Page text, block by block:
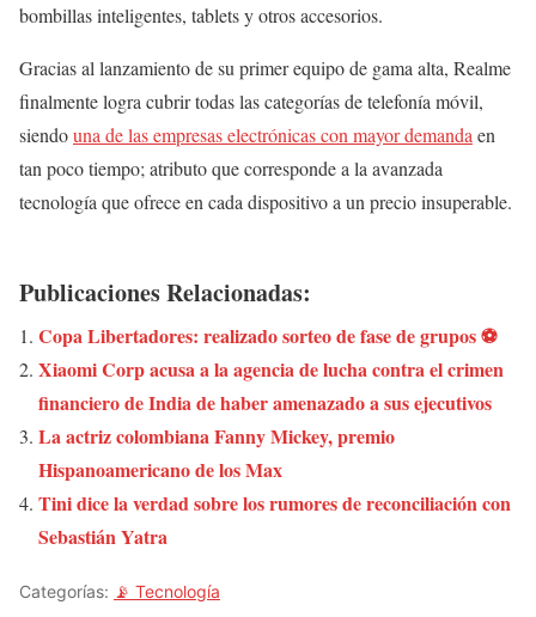
bombillas inteligentes, tablets y otros accesorios.
Gracias al lanzamiento de su primer equipo de gama alta, Realme
finalmente logra cubrir todas las categorías de telefonía móvil,
siendouna de las empresas electrónicas con mayor demanda en
tan poco tiempo; atributo que corresponde a la avanzada
tecnología que ofrece en cada dispositivo a un precio insuperable.
Publicaciones Relacionadas:
Copa Libertadores: realizado sorteo de fase de grupos ⚽
Xiaomi Corp acusa a la agencia de lucha contra el crimen
financiero de India de haber amenazado a sus ejecutivos
La actriz colombiana Fanny Mickey, premio
Hispanoamericano de los Max
Tini dice la verdad sobre los rumores de reconciliación con
Sebastián Yatra
Categorías: 📡 Tecnología